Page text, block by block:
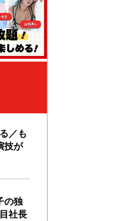
／も
技が
の独
社長